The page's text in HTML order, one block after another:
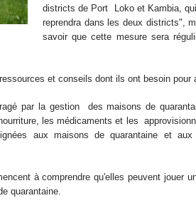
districts de Port Loko et Kambia,
reprendra dans les deux districts",
savoir que cette mesure sera
et conseils dont ils ont besoin pour
par la gestion des maisons de
les médicaments et les
aux maisons de quarantaine et aux
à comprendre qu'elles peuvent jouer
quarantaine.